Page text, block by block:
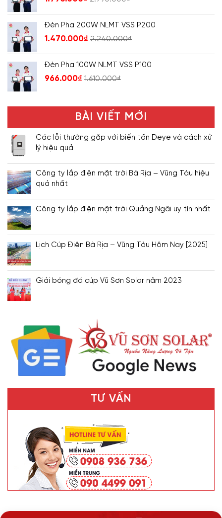
Đèn Pha 200W NLMT VSS P200
1.470.000₫ 2.240.000₫
Đèn Pha 100W NLMT VSS P100
966.000₫ 1.610.000₫
BÀI VIẾT MỚI
Các lỗi thường gặp với biến tần Deye và cách xử
lý hiệu quả
Công ty lắp điện mặt trời Bà Rịa – Vũng Tàu hiệu
quả nhất
Công ty lắp điện mặt trời Quảng Ngãi uy tín nhất
Lịch Cúp Điện Bà Rịa – Vũng Tàu Hôm Nay [2025]
Giải bóng đá cúp Vũ Sơn Solar năm 2023
TƯ VẤN